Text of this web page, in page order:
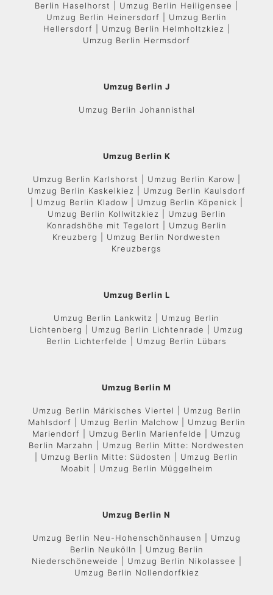
Berlin Haselhorst | Umzug Berlin Heiligensee |
Umzug Berlin Heinersdorf | Umzug Berlin
Hellersdorf | Umzug Berlin Helmholtzkiez |
Umzug Berlin Hermsdorf
Umzug Berlin J
Umzug Berlin Johannisthal
Umzug Berlin K
Umzug Berlin Karlshorst | Umzug Berlin Karow |
Umzug Berlin Kaskelkiez | Umzug Berlin Kaulsdorf
| Umzug Berlin Kladow | Umzug Berlin Köpenick |
Umzug Berlin Kollwitzkiez | Umzug Berlin
Konradshöhe mit Tegelort | Umzug Berlin
Kreuzberg | Umzug Berlin Nordwesten
Kreuzbergs
Umzug Berlin L
Umzug Berlin Lankwitz | Umzug Berlin
Lichtenberg | Umzug Berlin Lichtenrade | Umzug
Berlin Lichterfelde | Umzug Berlin Lübars
Umzug Berlin M
Umzug Berlin Märkisches Viertel | Umzug Berlin
Mahlsdorf | Umzug Berlin Malchow | Umzug Berlin
Mariendorf | Umzug Berlin Marienfelde | Umzug
Berlin Marzahn | Umzug Berlin Mitte: Nordwesten
| Umzug Berlin Mitte: Südosten | Umzug Berlin
Moabit | Umzug Berlin Müggelheim
Umzug Berlin N
Umzug Berlin Neu-Hohenschönhausen | Umzug
Berlin Neukölln | Umzug Berlin
Niederschöneweide | Umzug Berlin Nikolassee |
Umzug Berlin Nollendorfkiez